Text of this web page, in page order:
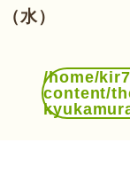
水）
/home/
content/